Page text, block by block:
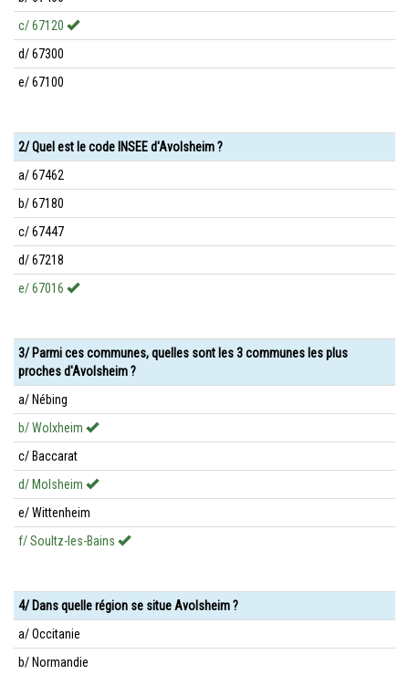
c/ 67120
d/ 67300
e/ 67100
2/ Quel est le code INSEE d'Avolsheim ?
a/ 67462
b/ 67180
c/ 67447
d/ 67218
e/ 67016
3/ Parmi ces communes, quelles sont les 3 communes les plus
proches d'Avolsheim ?
a/ Nébing
b/ Wolxheim
c/ Baccarat
d/ Molsheim
e/ Wittenheim
f/ Soultz-les-Bains
4/ Dans quelle région se situe Avolsheim ?
a/ Occitanie
b/ Normandie